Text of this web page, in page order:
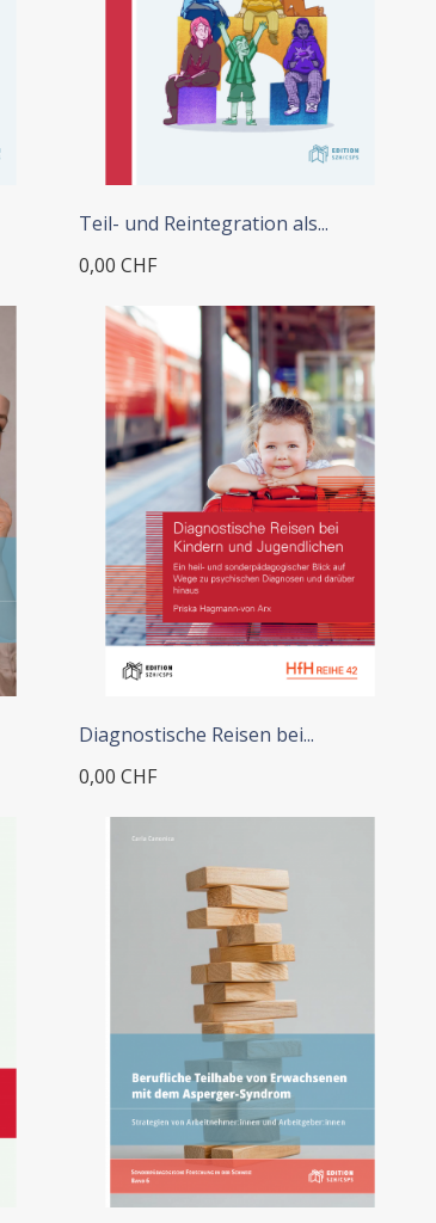
Teil- und Reintegration als...
0,00 CHF
Diagnostische Reisen bei...
0,00 CHF